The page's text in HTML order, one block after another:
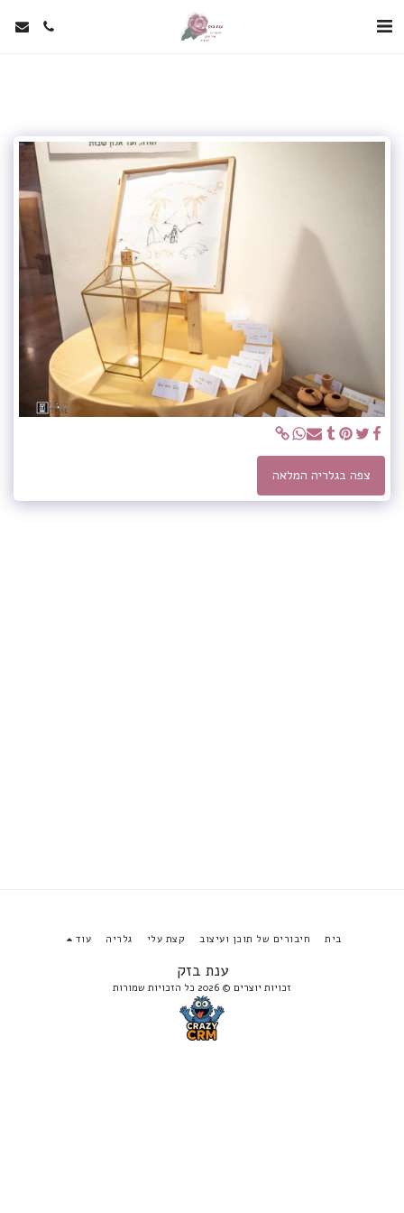
צפה בגלריה המלאה
ענת בזק
זכויות יוצרים © 2026 כל הזכויות שמורות
בית חיבורים של תוכן ועיצוב קצת עלי גלריה עוד